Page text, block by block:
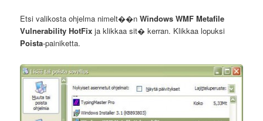
Etsi valikosta ohjelma nimelt��nWindows WMF Metafile
Vulnerability HotFix ja klikkaa sit� kerran. Klikkaa lopuksi
Poista-painiketta.